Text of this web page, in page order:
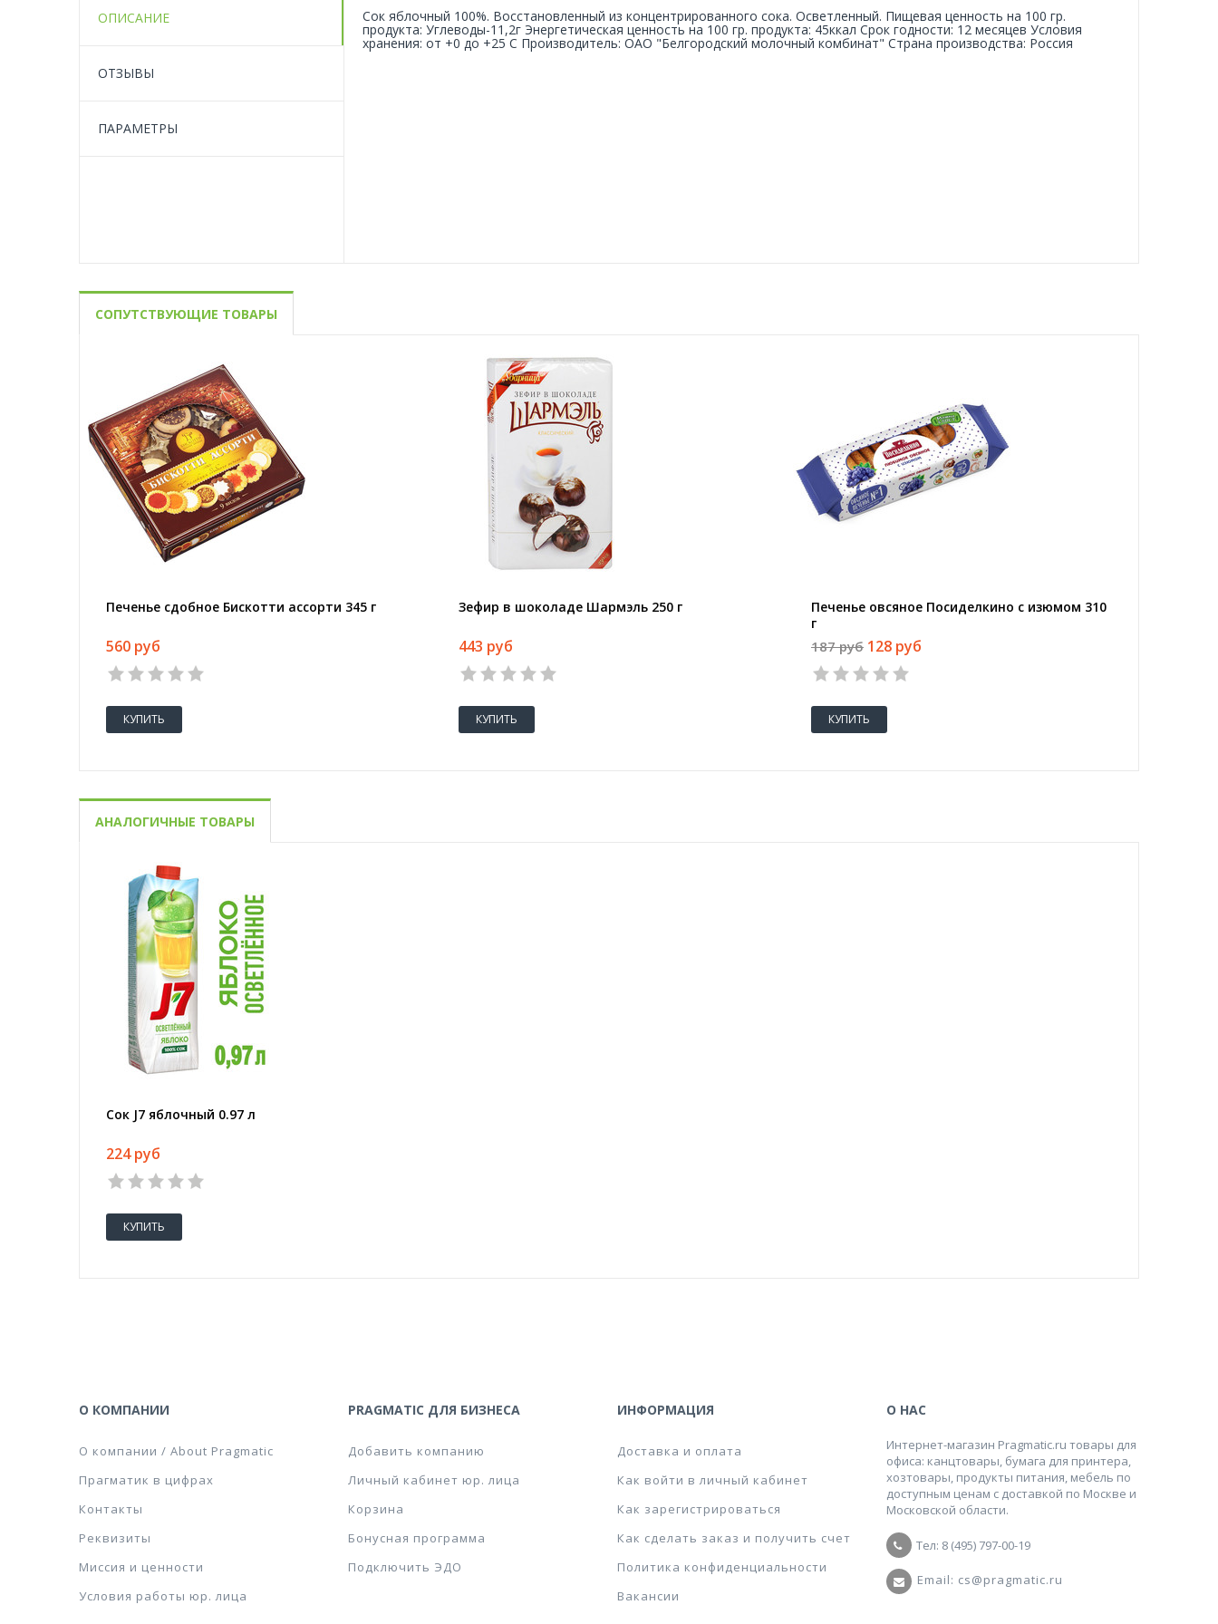
ОПИСАНИЕ
ОТЗЫВЫ
ПАРАМЕТРЫ
Сок яблочный 100%. Восстановленный из концентрированного сока. Осветленный. Пищевая ценность на 100 гр.
продукта: Углеводы-11,2г Энергетическая ценность на 100 гр. продукта: 45ккал Срок годности: 12 месяцев Условия
хранения: от +0 до +25 С Производитель: ОАО "Белгородский молочный комбинат" Страна производства: Россия
СОПУТСТВУЮЩИЕ ТОВАРЫ
Печенье сдобное Бискотти ассорти 345 г
560 руб
КУПИТЬ
Зефир в шоколаде Шармэль 250 г
443 руб
КУПИТЬ
Печенье овсяное Посиделкино с изюмом 310
г
187 руб 128 руб
КУПИТЬ
АНАЛОГИЧНЫЕ ТОВАРЫ
Сок J7 яблочный 0.97 л
224 руб
КУПИТЬ
О КОМПАНИИ
О компании / About Pragmatic
Прагматик в цифрах
Контакты
Реквизиты
Миссия и ценности
Условия работы юр. лица
PRAGMATIC ДЛЯ БИЗНЕСА
Добавить компанию
Личный кабинет юр. лица
Корзина
Бонусная программа
Подключить ЭДО
ИНФОРМАЦИЯ
Доставка и оплата
Как войти в личный кабинет
Как зарегистрироваться
Как сделать заказ и получить счет
Политика конфиденциальности
Вакансии
О НАС
Интернет-магазин Pragmatic.ru товары для
офиса: канцтовары, бумага для принтера,
хозтовары, продукты питания, мебель по
доступным ценам с доставкой по Москве и
Московской области.
Тел: 8 (495) 797-00-19
Email: cs@pragmatic.ru